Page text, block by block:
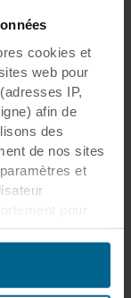
cookies et
web pour
IP,
afin de
des
de nos sites
et
et cibler notre
sociaux et les
sur
énorme
devenir